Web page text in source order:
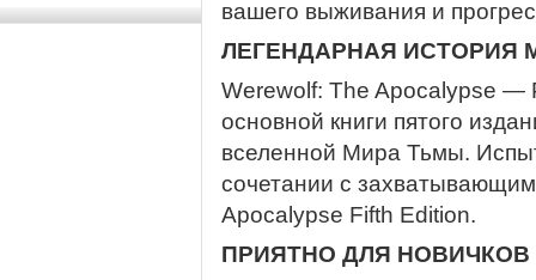
вашего выживания и
ЛЕГЕНДАРНАЯ ИСТОРИЯ
Werewolf: The Apocalypse —
основной книги пятого
вселенной Мира Тьмы.
сочетании с
Apocalypse Fifth Edition.
ПРИЯТНО ДЛЯ НОВИЧКОВ